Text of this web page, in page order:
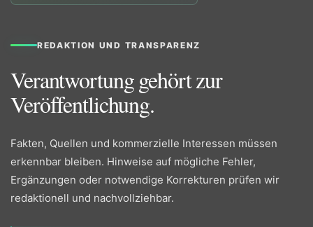
REDAKTION UND TRANSPARENZ
Verantwortung gehört zur
Veröffentlichung.
Fakten, Quellen und kommerzielle Interessen müssen
erkennbar bleiben. Hinweise auf mögliche Fehler,
Ergänzungen oder notwendige Korrekturen prüfen wir
redaktionell und nachvollziehbar.